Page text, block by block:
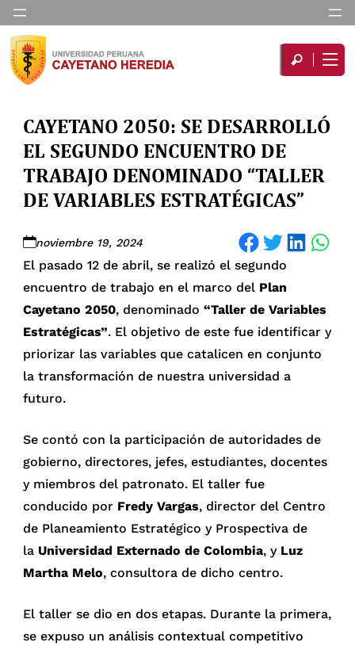
CAYETANO 2050: SE DESARROLLÓ
EL SEGUNDO ENCUENTRO DE
TRABAJO DENOMINADO “TALLER
DE VARIABLES ESTRATÉGICAS”
noviembre 19, 2024 Share on Facebook Share on Twitter Share on LinkedIn Share on WhatsApp
El pasado 12 de abril, se realizó el segundo
encuentro de trabajo en el marco del Plan
Cayetano 2050, denominado“Taller de Variables
Estratégicas”. El objetivo de este fue identificar y
priorizar las variables que catalicen en conjunto
la transformación de nuestra universidad a
futuro.
Se contó con la participación de autoridades de
gobierno, directores, jefes, estudiantes, docentes
y miembros del patronato. El taller fue
conducido por Fredy Vargas, director del Centro
de Planeamiento Estratégico y Prospectiva de
la Universidad Externado de Colombia, y Luz
Martha Melo, consultora de dicho centro.
El taller se dio en dos etapas. Durante la primera,
se expuso un análisis contextual competitivo